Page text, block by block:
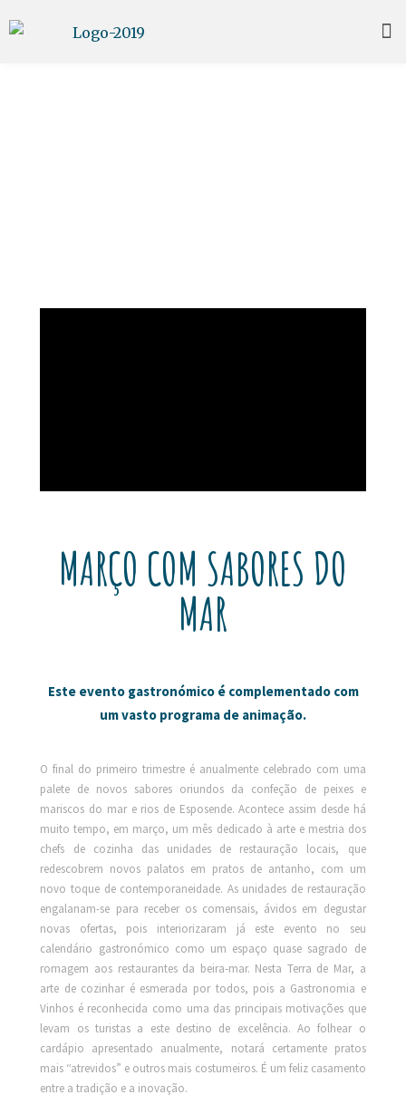
MARÇO COM SABORES DO
MAR
Este evento gastronómico é complementado com
um vasto programa de animação.
O final do primeiro trimestre é anualmente celebrado com uma
palete de novos sabores oriundos da confeção de peixes e
mariscos do mar e rios de Esposende. Acontece assim desde há
muito tempo, em março, um mês dedicado à arte e mestria dos
chefs de cozinha das unidades de restauração locais, que
redescobrem novos palatos em pratos de antanho, com um
novo toque de contemporaneidade. As unidades de restauração
engalanam-se para receber os comensais, ávidos em degustar
novas ofertas, pois interiorizaram já este evento no seu
calendário gastronómico como um espaço quase sagrado de
romagem aos restaurantes da beira-mar. Nesta Terra de Mar, a
arte de cozinhar é esmerada por todos, pois a Gastronomia e
Vinhos é reconhecida como uma das principais motivações que
levam os turistas a este destino de excelência. Ao folhear o
cardápio apresentado anualmente, notará certamente pratos
mais “atrevidos” e outros mais costumeiros. É um feliz casamento
entre a tradição e a inovação.